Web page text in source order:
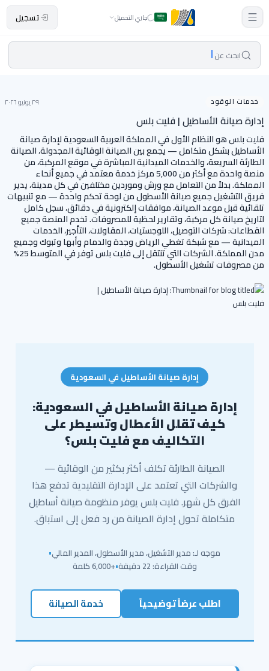
جاري التحميل تسجيل
ابحث عن
خدمات الوقود ٢٩ يونيو ٢٠٢٦
إدارة صيانة الأساطيل | فليت بلس
فليت بلس هو النظام الأول في المملكة العربية السعودية لإدارة صيانة
الأساطيل بشكل متكامل — يجمع بين الصيانة الوقائية المجدولة، الصيانة
الطارئة السريعة، والخدمات الميدانية المباشرة في موقع المركبة، من
منصة واحدة مع أكثر من 5,000 مركز خدمة معتمد في جميع أنحاء
المملكة. بدلاً من التعامل مع ورش وموردين مختلفين في كل مدينة، يدير
فريق التشغيل جميع صيانة الأسطول من لوحة تحكم واحدة — مع تنبيهات
تلقائية قبل موعد الصيانة، موافقات إلكترونية في دقائق، سجل كامل
لتاريخ صيانة كل مركبة، وتقارير لحظية للمصروفات. تخدم المنصة جميع
القطاعات: شركات التوصيل، اللوجستيات، المقاولات، التأجير، الخدمات
الميدانية — مع شبكة تغطي الرياض وجدة والدمام وأبها وتبوك وجميع
مدن المملكة. الشركات التي تنتقل إلى فليت بلس توفر في المتوسط 25%
من مصروفات تشغيل الأسطول.
إدارة صيانة الأساطيل في السعودية
إدارة صيانة الأساطيل في السعودية:
كيف تقلل الأعطال وتسيطر على
التكاليف مع فليت بلس؟
الصيانة الطارئة تكلف أكثر بكثير من الوقائية —
والشركات التي تعتمد على الإدارة التقليدية تدفع هذا
الفرق كل شهر. فليت بلس يوفر منظومة صيانة أساطيل
متكاملة تحول إدارة الصيانة من رد فعل إلى استباق.
موجه لـ: مدير التشغيل، مدير الأسطول، المدير المالي•
وقت القراءة: 22 دقيقة
•+6,000 كلمة
اطلب عرضاً توضيحياً خدمة الصيانة